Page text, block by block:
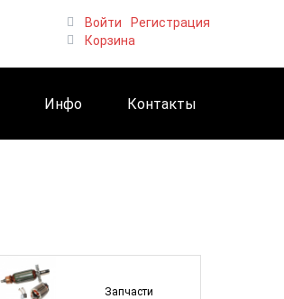
Войти
Регистрация
Корзина
Инфо Контакты
Запчасти